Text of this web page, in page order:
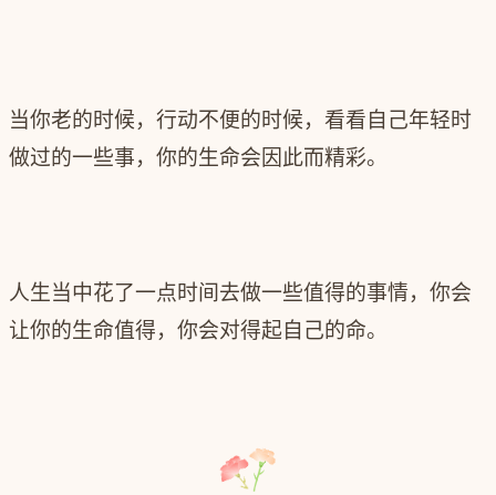
当你老的时候，行动不便的时候，看看自己年轻时
做过的一些事，你的生命会因此而精彩。
人生当中花了一点时间去做一些值得的事情，你会
让你的生命值得，你会对得起自己的命。